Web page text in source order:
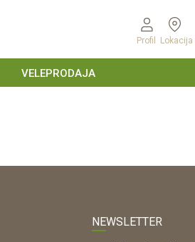
Profil Lokacija
VELEPRODAJA
NEWSLETTER